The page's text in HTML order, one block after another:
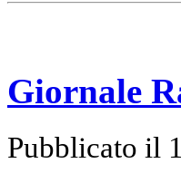
Giornale
Pubblicato il